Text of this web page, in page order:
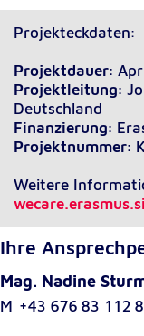
Projekteckdaten:
Projektdauer:
Projektleitung:
Deutschland
Finanzierung:
Projektnummer:
Weitere
Ihre
Mag. Nadine
M +43 676 83 112